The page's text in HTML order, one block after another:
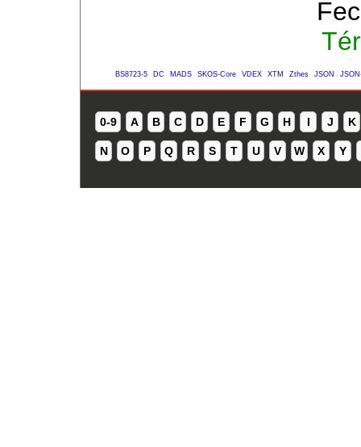
BS8723-5 DC MADS SKOS-Core VDEX XTM Zthes JSON
0-9 A B C D E F G H I J K
N O P Q R S T U V W X Y